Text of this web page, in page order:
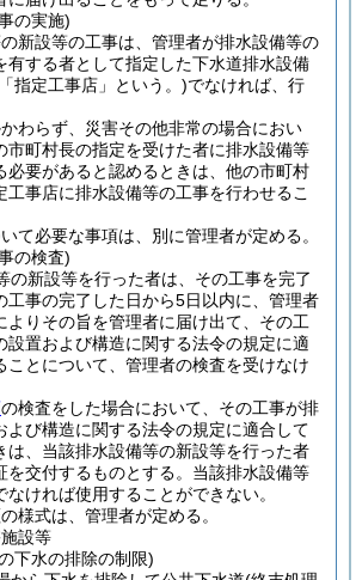
の実施)
新設等の工事は、管理者が排水設備等の
有する者として指定した下水道排水設備
指定工事店」という。)でなければ、行
わらず、災害その他非常の場合におい
市町村長の指定を受けた者に排水設備等
必要があると認めるときは、他の市町村
工事店に排水設備等の工事を行わせるこ
て必要な事項は、別に管理者が定める。
の検査)
の新設等を行った者は、その工事を完了
工事の完了した日から5日以内に、管理者
よりその旨を管理者に届け出て、その工
設置および構造に関する法令の規定に適
ことについて、管理者の検査を受けなけ
の検査をした場合において、その工事が排
よび構造に関する法令の規定に適合して
は、当該排水設備等の新設等を行った者
交付するものとする。 当該排水設備等
なければ使用することができない。
様式は、管理者が定める。
設等
下水の排除の制限)